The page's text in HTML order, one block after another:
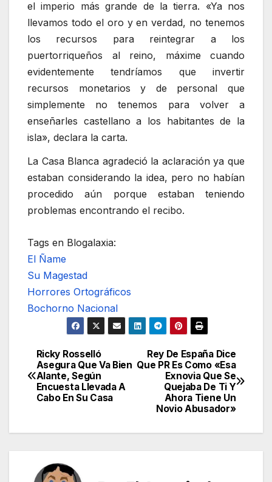
el imperio más grande de la tierra. «Ya nos
llevamos todo el oro y en verdad, no tenemos
los recursos para reintegrar a los
puertorriqueños al reino, máxime cuando
evidentemente tendríamos que invertir
recursos monetarios y de personal que
simplemente no tenemos para volver a
enseñarles castellano a los habitantes de la
isla», declara la carta.
La Casa Blanca agradeció la aclaración ya que
estaban considerando la idea, pero no habían
procedido aún porque estaban teniendo
problemas encontrando el recibo.
Tags en Blogalaxia:
El Ñame
Su Magestad
Horrores Ortográficos
Bochorno Nacional
Navegación
de
Rey De España Dice
Que PR Es Como «Esa
Exnovia Que Se
Quejaba De Ti Y
Ahora Tiene Un
Novio Abusador»
Ricky Rosselló
Asegura Que Va Bien
Alante, Según
Encuesta Llevada A
Cabo En Su Casa